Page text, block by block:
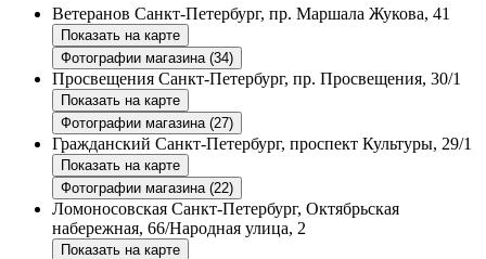
Ветеранов Санкт-Петербург, пр. Маршала Жукова, 41
Показать на карте
Фотографии магазина (34)
Просвещения Санкт-Петербург, пр. Просвещения, 30/1
Показать на карте
Фотографии магазина (27)
Гражданский Санкт-Петербург, проспект Культуры, 29/1
Показать на карте
Фотографии магазина (22)
Ломоносовская Санкт-Петербург, Октябрьская
набережная, 66/Народная улица, 2
Показать на карте